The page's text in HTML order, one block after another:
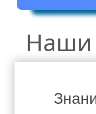
Платные
Вакантные места для
Родителям
Наши